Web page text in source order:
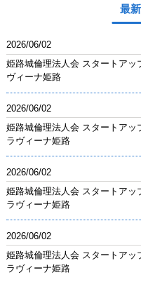
最
2026/06/02
姫路城倫理法人会 スタートアッ
ヴィーナ姫路
2026/06/02
姫路城倫理法人会 スタートアッ
ラヴィーナ姫路
2026/06/02
姫路城倫理法人会 スタートアッ
ラヴィーナ姫路
2026/06/02
姫路城倫理法人会 スタートアッ
ラヴィーナ姫路